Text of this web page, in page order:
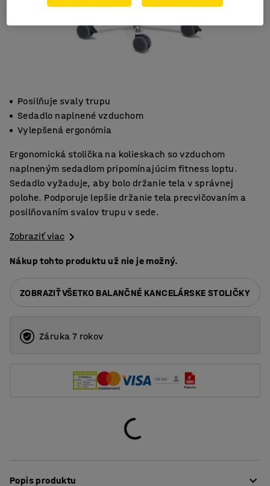
Posilňuje svaly trupu
Sedadlo naplnené vzduchom
Vylepšená ergonómia
Ergonomická stolička na kolieskach so vzduchom
naplneným sedadlom pripomínajúcim fitness loptu.
Sedadlo vyžaduje, aby bolo držanie tela v správnej
polohe. Podporuje lepšie držanie tela precvičovaním a
posilňovaním svalov trupu v sede.
Zobraziť viac
Nákup tohto produktu už nie je možný.
ZOBRAZIŤ VŠETKO BALANČNÉ KANCELÁRSKE STOLIČKY
Záruka 7 rokov
Popis produktu